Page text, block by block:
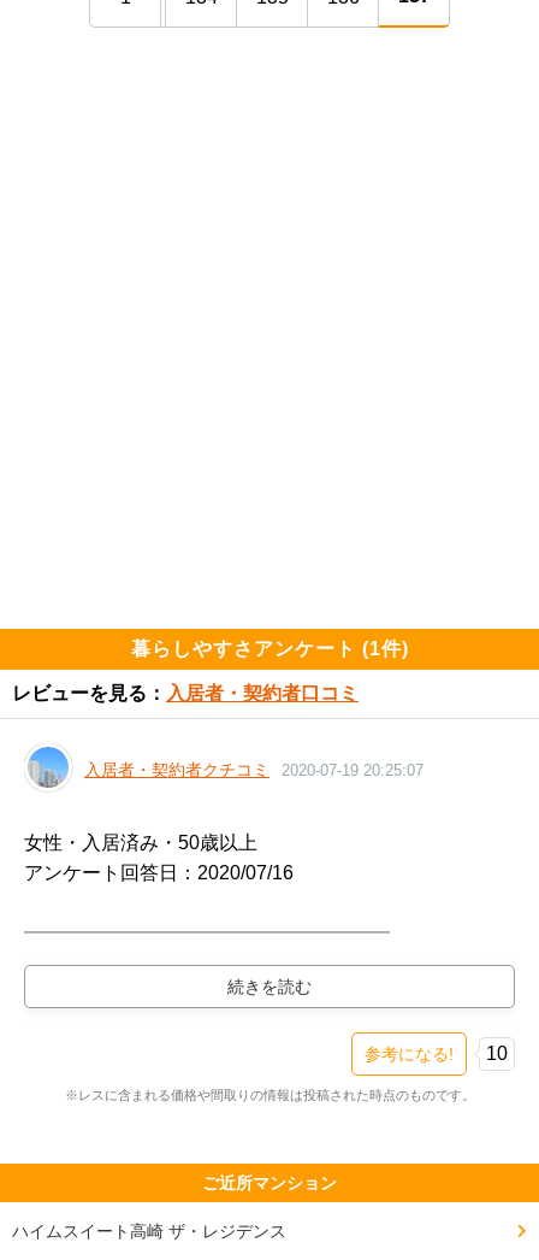
暮らしやすさアンケート (1件)
レビューを見る： 入居者・契約者口コミ
入居者・契約者クチコミ 2020-07-19 20:25:07
女性・入居済み・50歳以上
アンケート回答日：2020/07/16
━━━━━━━━━━━━━━━━━━━
購入物件
━━━━━━━━━━━━━━━━━━━
━━━━━━━━━━━━━━━━━━━
住まい環境について良い点、残念な点
━━━━━━━━━━━━━━━━━━━
参考になる! 10
※レスに含まれる価格や間取りの情報は投稿された時点のものです。
ご近所マンション
ハイムスイート高崎 ザ・レジデンス